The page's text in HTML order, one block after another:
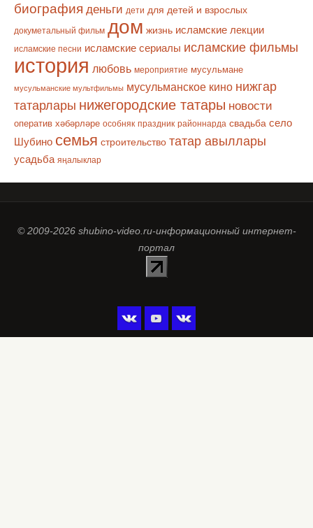
биография деньги дети для детей и взрослых
докуметальный фильм дом жизнь исламские лекции
исламские песни исламские сериалы исламские фильмы
история любовь мероприятие мусульмане
мусульманские мультфильмы мусульманское кино нижгар
татарлары нижегородские татары новости
оператив хәбәрләре особняк праздник районнарда свадьба село
Шубино семья строительство татар авыллары
усадьба яңалыклар
© 2009-2026 shubino-video.ru-информационный интернет-
портал